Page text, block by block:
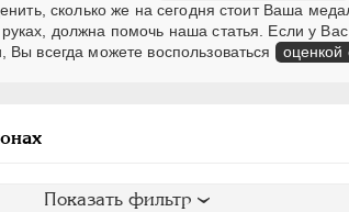
сколько же на сегодня стоит Ваша
должна помочь наша статья. Если у
всегда можете воспользоваться
оценкой
Показать фильтр